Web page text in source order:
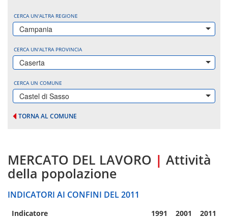
CERCA UN'ALTRA REGIONE
Campania
CERCA UN'ALTRA PROVINCIA
Caserta
CERCA UN COMUNE
Castel di Sasso
TORNA AL COMUNE
MERCATO DEL LAVORO | Attività
della popolazione
INDICATORI AI CONFINI DEL 2011
Indicatore 1991 2001 2011